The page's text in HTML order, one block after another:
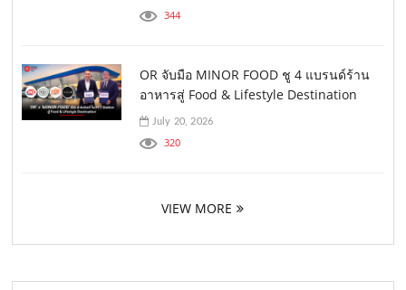
344
OR จับมือ MINOR FOOD ชู 4 แบรนด์ร้าน
อาหารสู่ Food & Lifestyle Destination
July 20, 2026
320
VIEW MORE